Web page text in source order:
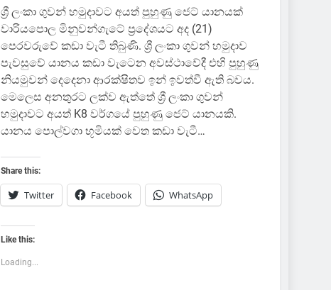
ශ්‍රී ලංකා ගුවන් හමුදාවට අයත් පුහුණු ජෙට් යානයක්
වාරියපොල මිනුවන්ගැටේ ප්‍රදේශයට අද (21)
පෙරවරුවේ කඩා වැටී තිබුණි. ශ්‍රී ලංකා ගුවන් හමුදාව
පැවසුවේ යානය කඩා වැටෙන අවස්ථාවේදී එහි පුහුණු
නියමුවන් දෙදෙනා ආරක්ෂිතව ඉන් ඉවත්වී ඇති බවය.
මෙලෙස අනතුරට ලක්ව ඇත්තේ ශ්‍රී ලංකා ගුවන්
හමුදාවට අයත් K8 වර්ගයේ පුහුණු ජෙට් යානයකි.
යානය පොල්වගා භූමියක් වෙත කඩා වැටී…
Share this:
Twitter Facebook WhatsApp
Like this:
Loading...